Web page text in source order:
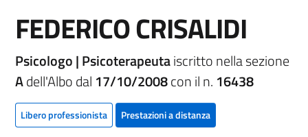
FEDERICO CRISALIDI
Psicologo | Psicoterapeutaiscritto nella sezione
Adell'Albo dal 17/10/2008con il n. 16438
Libero professionista Prestazioni a distanza